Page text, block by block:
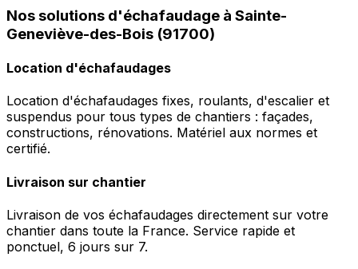
Nos solutions d'échafaudage à Sainte-
Geneviève-des-Bois (91700)
Location d'échafaudages
Location d'échafaudages fixes, roulants, d'escalier et
suspendus pour tous types de chantiers : façades,
constructions, rénovations. Matériel aux normes et
certifié.
Livraison sur chantier
Livraison de vos échafaudages directement sur votre
chantier dans toute la France. Service rapide et
ponctuel, 6 jours sur 7.